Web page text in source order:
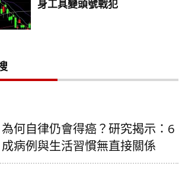
為何自律仍會得癌？研究揭示：6
成病例與生活習慣無直接關係